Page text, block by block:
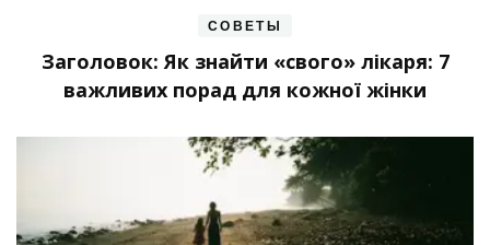
СОВЕТЫ
Заголовок: Як знайти «свого» лікаря: 7
важливих порад для кожної жінки